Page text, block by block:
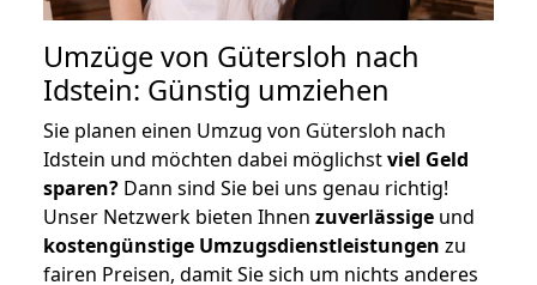
Umzüge von Gütersloh nach
Idstein: Günstig umziehen
Sie planen einen Umzug von Gütersloh nach
Idstein und möchten dabei möglichstviel Geld
sparen? Dann sind Sie bei uns genau richtig!
Unser Netzwerk bieten Ihnen zuverlässige und
kostengünstige Umzugsdienstleistungen zu
fairen Preisen, damit Sie sich um nichts anderes